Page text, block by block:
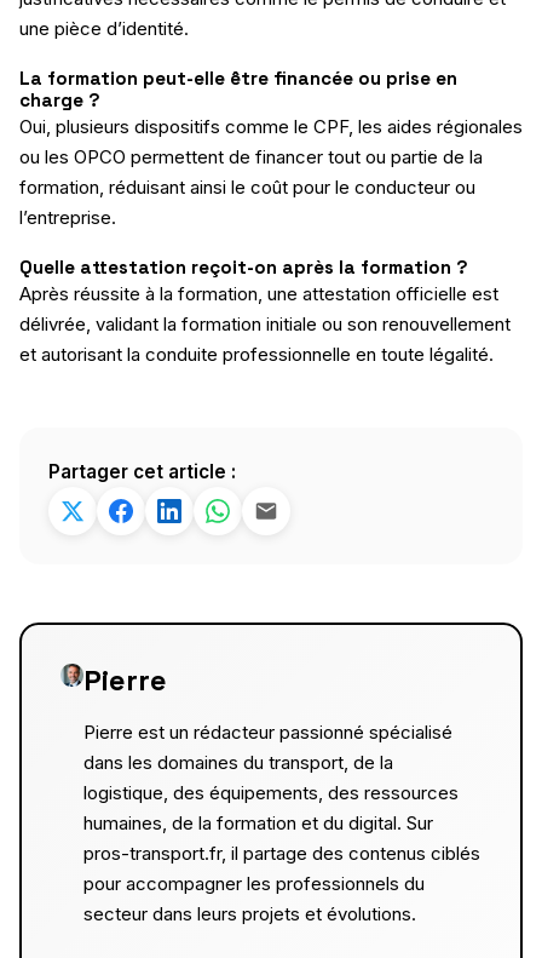
une pièce d’identité.
La formation peut-elle être financée ou prise en
charge ?
Oui, plusieurs dispositifs comme le CPF, les aides régionales
ou les OPCO permettent de financer tout ou partie de la
formation, réduisant ainsi le coût pour le conducteur ou
l’entreprise.
Quelle attestation reçoit-on après la formation ?
Après réussite à la formation, une attestation officielle est
délivrée, validant la formation initiale ou son renouvellement
et autorisant la conduite professionnelle en toute légalité.
Partager cet article :
Pierre
Pierre est un rédacteur passionné spécialisé
dans les domaines du transport, de la
logistique, des équipements, des ressources
humaines, de la formation et du digital. Sur
pros-transport.fr, il partage des contenus ciblés
pour accompagner les professionnels du
secteur dans leurs projets et évolutions.